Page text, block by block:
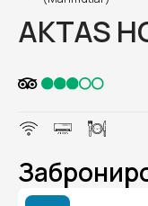
AKTAS